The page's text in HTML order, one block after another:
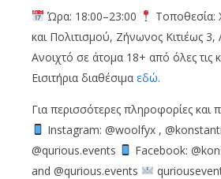
Ώρα: 18:00–23:00
Τοποθεσία:
και Πολιτισμού, Ζήνωνος Κιτιέως 3,
Ανοιχτό σε άτομα 18+ από όλες τις
Εισιτήρια διαθέσιμα εδώ.
Για περισσότερες πληροφορίες και
Instagram: @woolfyx ,
@qurious.events
Facebook:
and @qurious.events